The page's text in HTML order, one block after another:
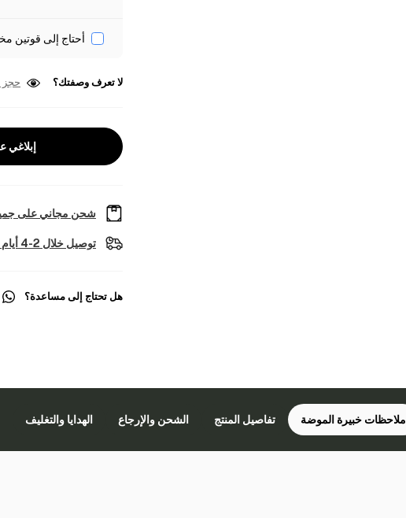
أحتاج إلى قوتين
لا تعرف وصفتك؟
إبلاغي
شحن مجاني على
توصيل خلال 2-4 أيام عمل
هل تحتاج إلى مساعدة؟
ملاحظات خبيرة الموضة تفاصيل المنتج الشحن والإرجاع الهدايا والتغليف